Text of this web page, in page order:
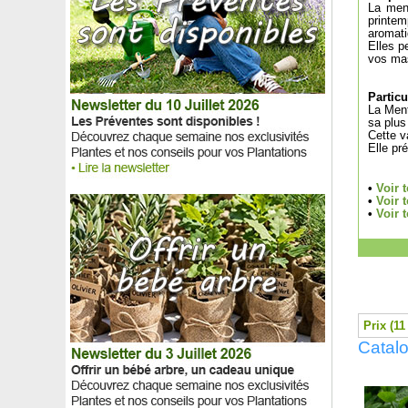
Néflier commun, Néflier d'Allemagne
Néflier du Japon
Neillia affinis
Nénuphar 'Colorado'
Nénuphar 'Wanvisa'
Nerprun alaterne
Nerprun purgatif
Noisetier commun
Noisetier de Byzance
Noisetier du Japon, Noisetier d'hiver
Noisetier tortueux
Noisetier Truffier - Tuber melanosporum
Noisetier Truffier - Tuber uncinatum
Noyer blanc
Noyer commun
Noyer de pécan, Pacanier
Oca du Pérou
Oeillet mignardise blanc
Oeillet mignardise rose
Oeillet mignardise rose saumon
Oeillet mignardise rouge
La
Elles
vos
La
sa
Cette
Elle
• Voir
• Voir
• Voir
Prix